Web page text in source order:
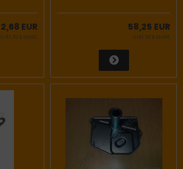
2,68 EUR
inkl. 19 % MwSt.
58,25 EUR
inkl. 19 % MwSt.